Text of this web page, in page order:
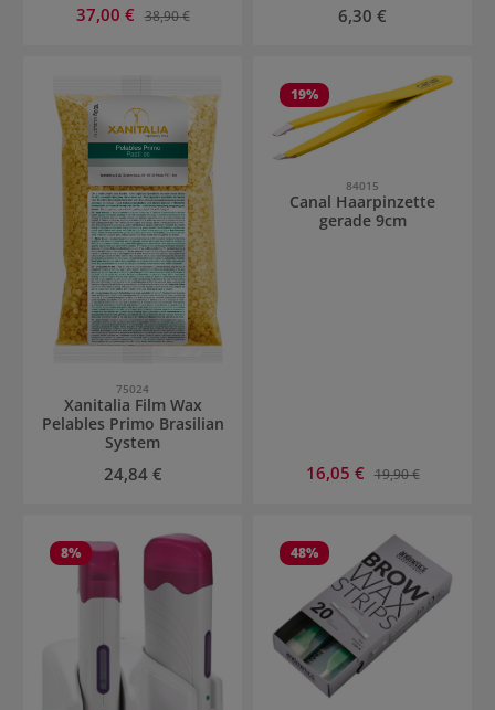
Verkaufspreis:
37,00 € Regulärer Preis:
38,90 €
Regulärer Preis:
6,30 €
75024
Xanitalia Film Wax
Pelables Primo Brasilian
System
Regulärer Preis:
24,84 €
19%
84015
Canal Haarpinzette
gerade 9cm
Verkaufspreis:
16,05 € Regulärer Preis:
19,90 €
8% 48%